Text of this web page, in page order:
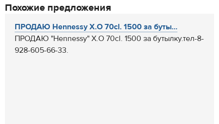
Похожие предложения
ПРОДАЮ Hennessy X.O 70cl. 1500 за буты...
ПРОДАЮ "Hennessy" X.O 70cl. 1500 за бутылку.тел-8-
928-605-66-33.